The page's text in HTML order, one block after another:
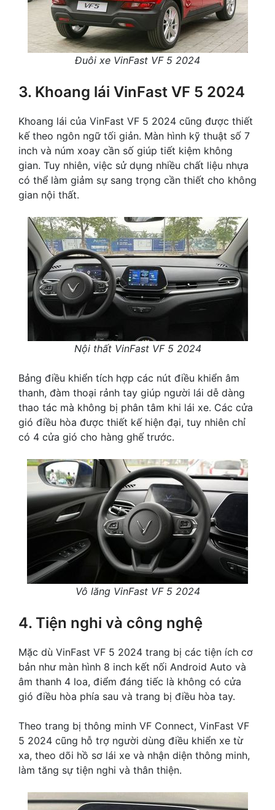
Đuôi xe VinFast VF 5 2024
3. Khoang lái VinFast VF 5 2024
Khoang lái của VinFast VF 5 2024 cũng được thiết
kế theo ngôn ngữ tối giản. Màn hình kỹ thuật số 7
inch và núm xoay cần số giúp tiết kiệm không
gian. Tuy nhiên, việc sử dụng nhiều chất liệu nhựa
có thể làm giảm sự sang trọng cần thiết cho không
gian nội thất.
Nội thất VinFast VF 5 2024
Bảng điều khiển tích hợp các nút điều khiển âm
thanh, đàm thoại rảnh tay giúp người lái dễ dàng
thao tác mà không bị phân tâm khi lái xe. Các cửa
gió điều hòa được thiết kế hiện đại, tuy nhiên chỉ
có 4 cửa gió cho hàng ghế trước.
Vô lăng VinFast VF 5 2024
4. Tiện nghi và công nghệ
Mặc dù VinFast VF 5 2024 trang bị các tiện ích cơ
bản như màn hình 8 inch kết nối Android Auto và
âm thanh 4 loa, điểm đáng tiếc là không có cửa
gió điều hòa phía sau và trang bị điều hòa tay.
Theo trang bị thông minh VF Connect, VinFast VF
5 2024 cũng hỗ trợ người dùng điều khiển xe từ
xa, theo dõi hồ sơ lái xe và nhận diện thông minh,
làm tăng sự tiện nghi và thân thiện.